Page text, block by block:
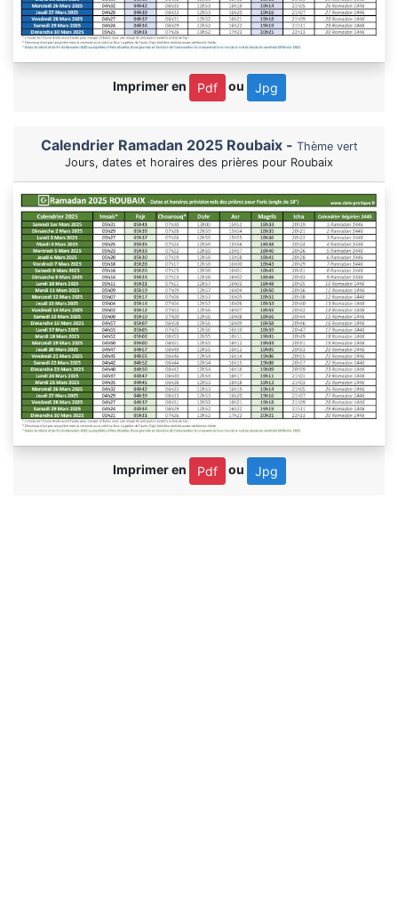
Imprimer en Pdf ou Jpg
Calendrier Ramadan 2025 Roubaix - Thème vert
Jours, dates et horaires des prières pour Roubaix
Imprimer en Pdf ou Jpg